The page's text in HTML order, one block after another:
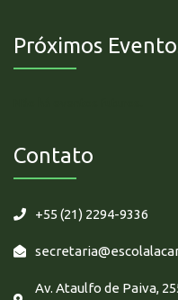
Próximos
Contato
+55 (21) 2294-9336
Av. Ataulfo de Paiva,